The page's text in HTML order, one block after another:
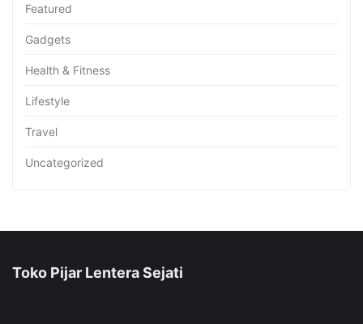
Featured
Gadgets
Health & Fitness
Lifestyle
Travel
Uncategorized
Toko Pijar Lentera Sejati